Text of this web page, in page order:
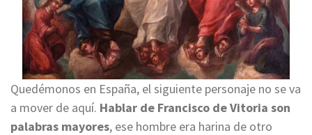
Quedémonos en España, el siguiente personaje no se va
a mover de aquí. Hablar de Francisco de Vitoria son
palabras mayores, ese hombre era harina de otro